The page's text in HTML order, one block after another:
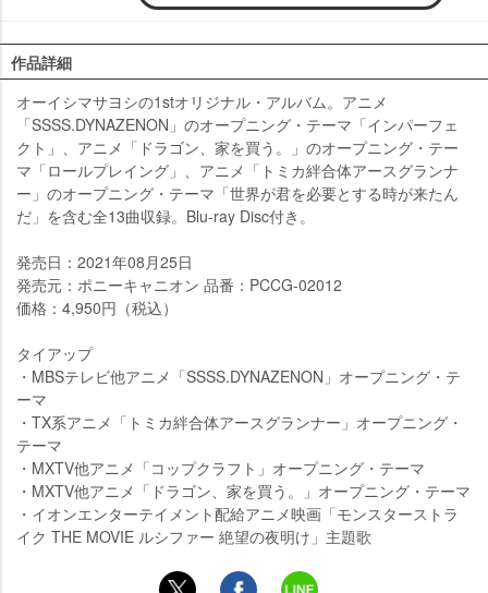
作品詳細
オーイシマサヨシの1stオリジナル・アルバム。アニメ
「SSSS.DYNAZENON」のオープニング・テーマ「インパーフェ
クト」、アニメ「ドラゴン、家を買う。」のオープニング・テー
マ「ロールプレイング」、アニメ「トミカ絆合体アースグランナ
ー」のオープニング・テーマ「世界が君を必要とする時が来たん
だ」を含む全13曲収録。Blu-ray Disc付き。
発売日：2021年08月25日
発売元：ポニーキャニオン 品番：PCCG-02012
価格：4,950円（税込）
タイアップ
・MBSテレビ他アニメ「SSSS.DYNAZENON」オープニング・テ
ーマ
・TX系アニメ「トミカ絆合体アースグランナー」オープニング・
テーマ
・MXTV他アニメ「コップクラフト」オープニング・テーマ
・MXTV他アニメ「ドラゴン、家を買う。」オープニング・テーマ
・イオンエンターテイメント配給アニメ映画「モンスターストラ
イク THE MOVIE ルシファー 絶望の夜明け」主題歌